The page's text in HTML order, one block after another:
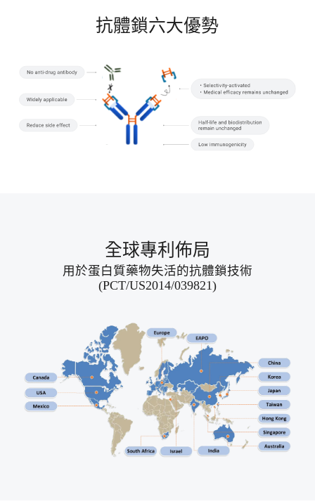
抗體鎖六大優勢
全球專利佈局
用於蛋白質藥物失活的抗體鎖技術
(PCT/US2014/039821)